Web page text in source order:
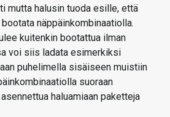
mutta halusin tuoda esille, että
näppäinkombinaatiolla.
kuitenkin bootattua ilman
voi siis ladata esimerkiksi
puhelimella sisäiseen muistiin
suoraan
haluamiaan paketteja